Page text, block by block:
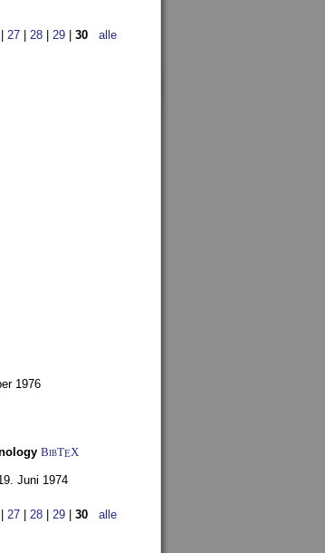
27 28 29 30 alle
1976
BibTEX
Juni 1974
27 28 29 30 alle